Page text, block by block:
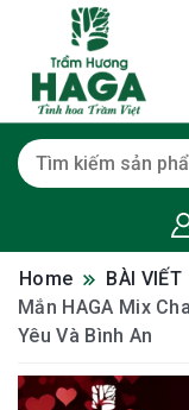
Home BÀI VIẾT
Mắn HAGA Mix
Yêu Và Bình An